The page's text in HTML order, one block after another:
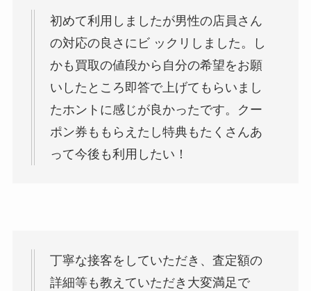
初めて利用しましたが男性の店員さん
の対応の良さにビ ックリしました。し
かも買取の値段から自分の希望をお願
いしたところ即答で上げてもらいまし
たホントに感じが良かったです。クー
ポン券ももらえたし特典もたくさんあ
って今後も利用したい！
丁寧な接客をしていただき、査定額の
詳細等も教えていただき大変満足で